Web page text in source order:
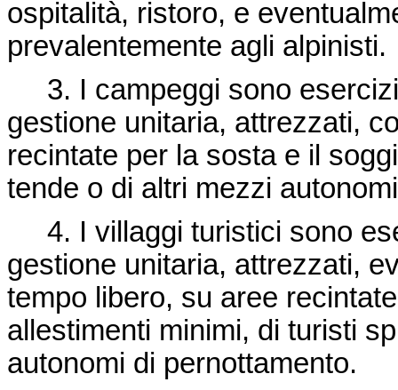
ospitalità, ristoro, e
prevalentemente agli alpinisti.
3. I campeggi sono
gestione unitaria, attrezzati,
recintate per la sosta e il
tende o di altri mezzi
4. I villaggi turistici sono
gestione unitaria, attrezzati,
tempo libero, su aree
allestimenti minimi, di turisti
autonomi di pernottamento.